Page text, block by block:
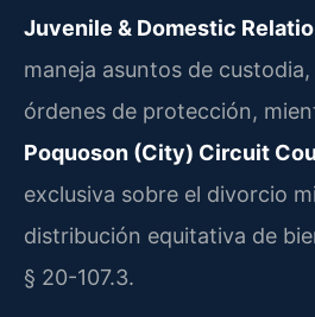
Juvenile & Domestic
maneja asuntos de
órdenes de protección,
Poquoson (City) Circuit
exclusiva sobre el divorcio
distribución equitativa de
§ 20-107.3.